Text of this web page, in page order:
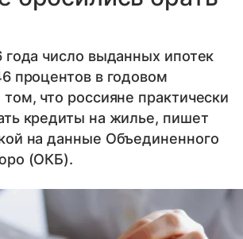
года число выданных ипотек
процентов в годовом
что россияне практически
кредиты на жилье, пишет
на данные Объединенного
(ОКБ).